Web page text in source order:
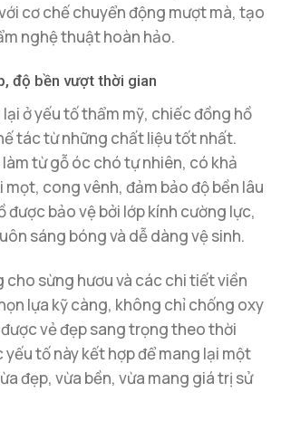
cơ chế chuyển động mượt mà, tạo
nghệ thuật hoàn hảo.
độ bền vượt thời gian
ở yếu tố thẩm mỹ, chiếc đồng hồ
tác từ những chất liệu tốt nhất.
từ gỗ óc chó tự nhiên, có khả
mọt, cong vênh, đảm bảo độ bền lâu
được bảo vệ bởi lớp kính cường lực,
sáng bóng và dễ dàng vệ sinh.
cho sừng hươu và các chi tiết viền
lựa kỹ càng, không chỉ chống oxy
vẻ đẹp sang trọng theo thời
tố này kết hợp để mang lại một
đẹp, vừa bền, vừa mang giá trị sử